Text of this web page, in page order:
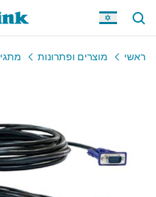
ראשי מוצרים ופתרונות מתגי KVM